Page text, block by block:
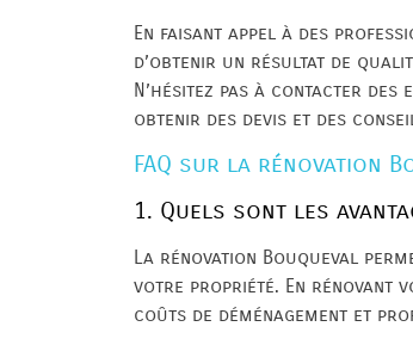
En faisant appel à des
d’obtenir un résultat de
N’hésitez pas à contacter
obtenir des devis et des
FAQ sur la rénovation
1. Quels sont les
La rénovation Bouqueval
votre propriété. En rénovant
coûts de déménagement et